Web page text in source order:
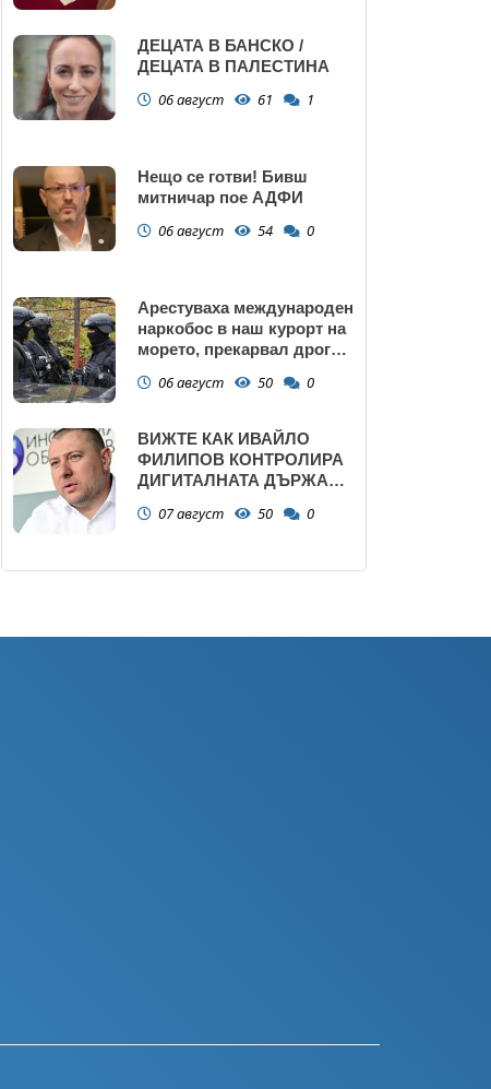
ДЕЦАТА В БАНСКО /
ДЕЦАТА В ПАЛЕСТИНА
06 август 61 1
Нещо се готви! Бивш
митничар пое АДФИ
06 август 54 0
Арестуваха международен
наркобос в наш курорт на
морето, прекарвал дрога
06 август 50 0
ВИЖТЕ КАК ИВАЙЛО
ФИЛИПОВ КОНТРОЛИРА
ДИГИТАЛНАТА ДЪРЖАВА
ПРАВИТЕЛСТВОТО?
07 август 50 0